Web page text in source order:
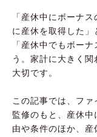
「産休中にボーナ
に産休を取得した」
「産休中でもボー
う。家計に大きく
大切です。
この記事では、フ
監修のもと、産休
由や条件のほか、